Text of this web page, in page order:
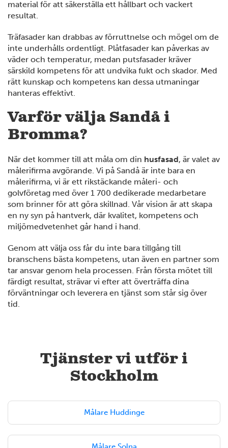
14
12
4
7
6
material för att säkerställa ett hållbart och vackert
resultat.
Träfasader kan drabbas av förruttnelse och mögel om de
inte underhålls ordentligt. Plåtfasader kan påverkas av
väder och temperatur, medan putsfasader kräver
särskild kompetens för att undvika fukt och skador. Med
rätt kunskap och kompetens kan dessa utmaningar
hanteras effektivt.
Varför välja Sandå i
Bromma?
När det kommer till att måla om din husfasad, är valet av
målerifirma avgörande. Vi på Sandå är inte bara en
målerifirma, vi är ett rikstäckande måleri- och
golvföretag med över 1 700 dedikerade medarbetare
som brinner för att göra skillnad. Vår vision är att skapa
en ny syn på hantverk, där kvalitet, kompetens och
miljömedvetenhet går hand i hand.
Genom att välja oss får du inte bara tillgång till
branschens bästa kompetens, utan även en partner som
tar ansvar genom hela processen. Från första mötet till
färdigt resultat, strävar vi efter att överträffa dina
förväntningar och leverera en tjänst som står sig över
tid.
Tjänster vi utför i
Stockholm
Målare Huddinge